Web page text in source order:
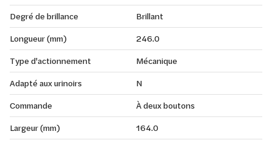
Degré de brillance
Brillant
Longueur (mm)
246.0
Type d'actionnement
Mécanique
Adapté aux urinoirs
N
Commande
À deux boutons
Largeur (mm)
164.0